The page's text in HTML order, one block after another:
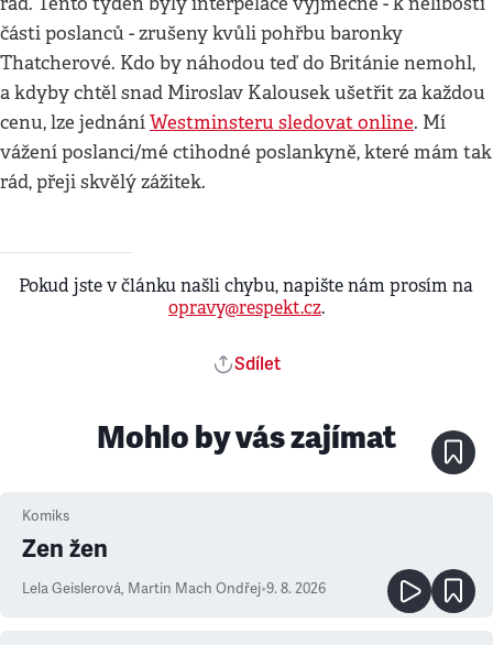
části poslanců - zrušeny kvůli pohřbu baronky
Thatcherové. Kdo by náhodou teď do Británie nemohl,
a kdyby chtěl snad Miroslav Kalousek ušetřit za každou
cenu, lze jednáníWestminsteru sledovat online. Mí
vážení poslanci/mé ctihodné poslankyně, které mám tak
rád, přeji skvělý zážitek.
Pokud jste v článku našli chybu, napište nám prosím na
opravy@respekt.cz.
Sdílet
Mohlo by vás zajímat
Komiks
Zen žen
Lela Geislerová, Martin Mach Ondřej•9. 8. 2026